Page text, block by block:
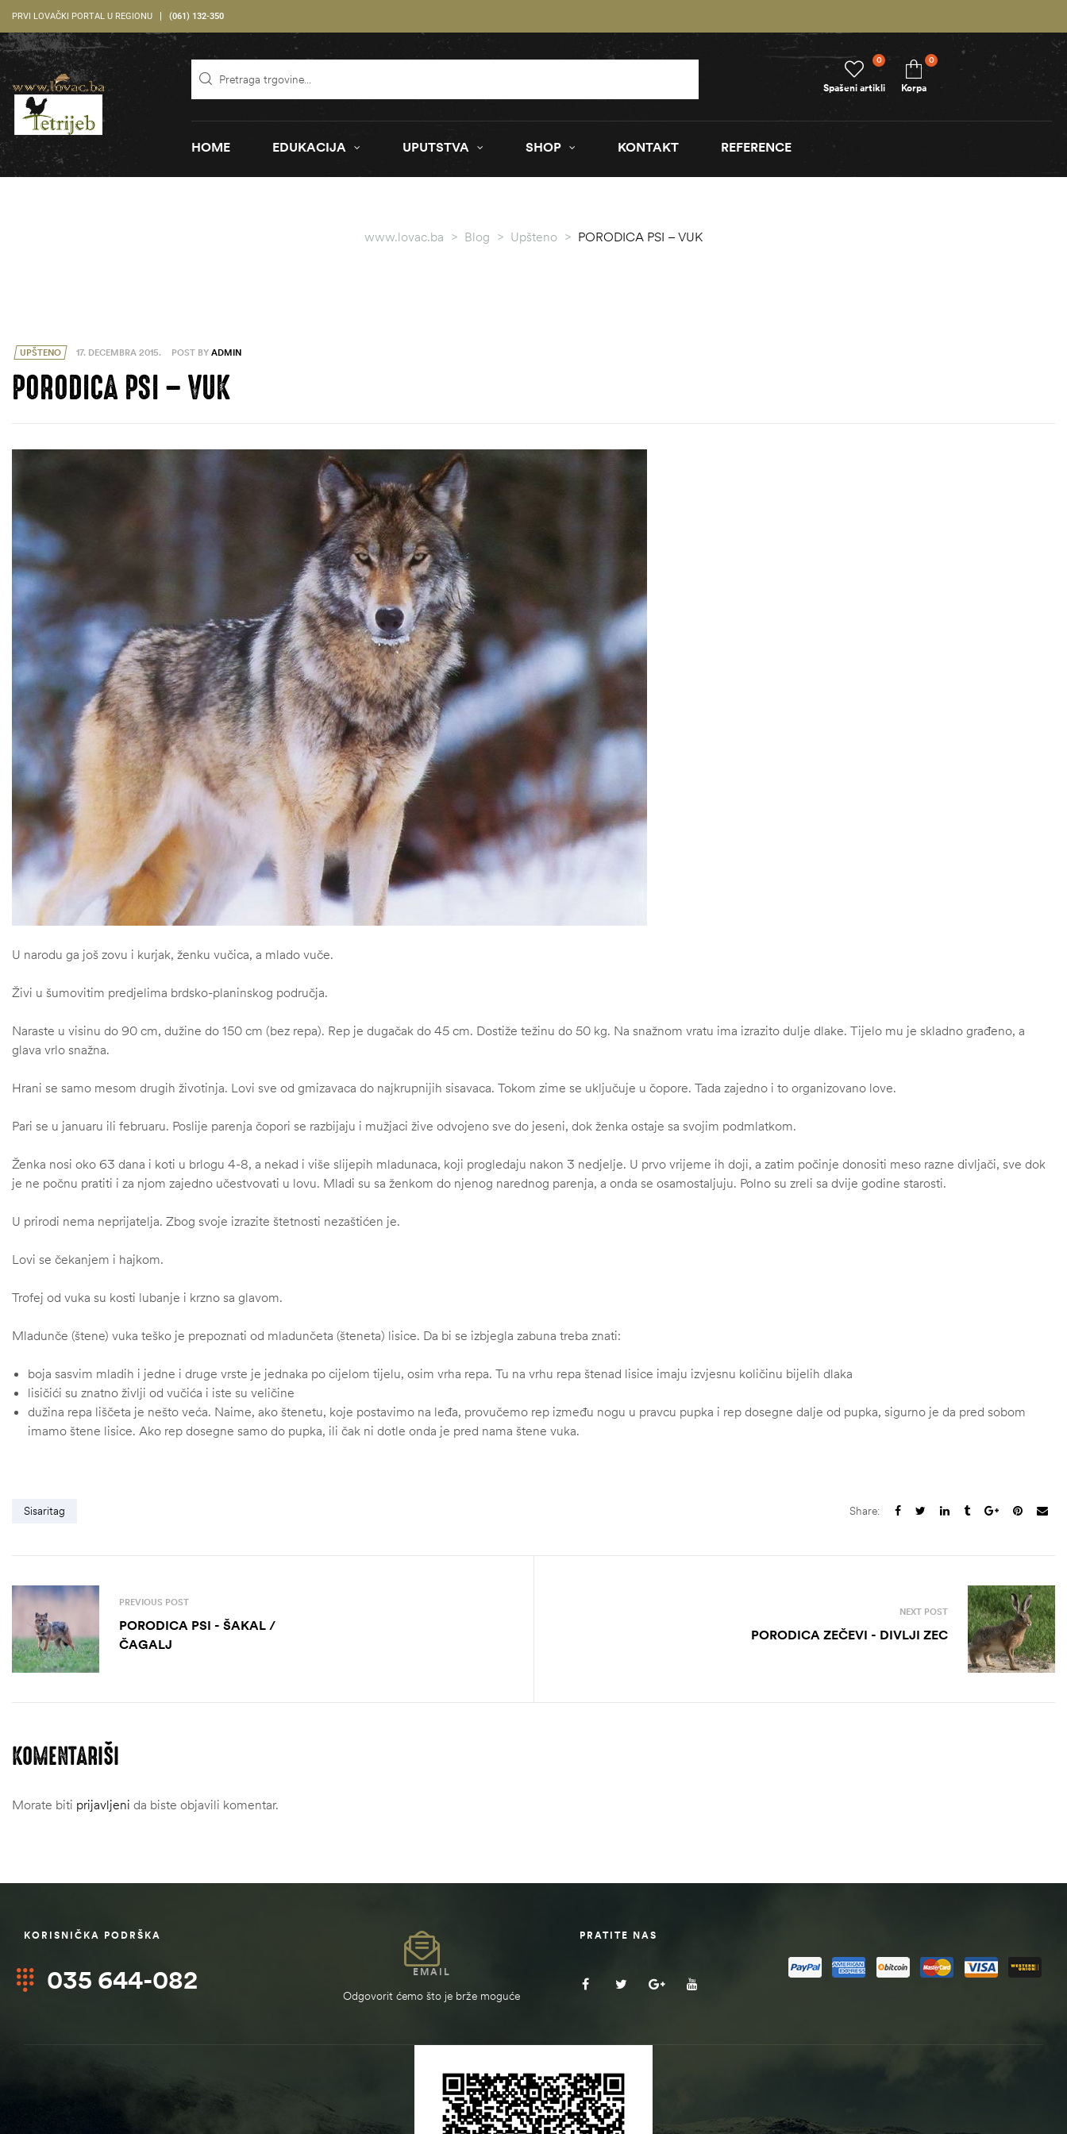
PRVI LOVAČKI PORTAL U REGIONU (061) 132-350
Spašeni artikli
0
Korpa
0
HOME EDUKACIJA UPUTSTVA SHOP KONTAKT REFERENCE
www.lovac.ba > Blog > Upšteno > PORODICA PSI – VUK
UPŠTENO 17. DECEMBRA 2015. POST BY ADMIN
PORODICA PSI – VUK
U narodu ga još zovu i kurjak, ženku vučica, a mlado vuče.
Živi u šumovitim predjelima brdsko-planinskog područja.
Naraste u visinu do 90 cm, dužine do 150 cm (bez repa). Rep je dugačak do 45 cm. Dostiže težinu do 50 kg. Na snažnom vratu ima izrazito dulje dlake. Tijelo mu je skladno građeno, a
glava vrlo snažna.
Hrani se samo mesom drugih životinja. Lovi sve od gmizavaca do najkrupnijih sisavaca. Tokom zime se uključuje u čopore. Tada zajedno i to organizovano love.
Pari se u januaru ili februaru. Poslije parenja čopori se razbijaju i mužjaci žive odvojeno sve do jeseni, dok ženka ostaje sa svojim podmlatkom.
Ženka nosi oko 63 dana i koti u brlogu 4-8, a nekad i više slijepih mladunaca, koji progledaju nakon 3 nedjelje. U prvo vrijeme ih doji, a zatim počinje donositi meso razne divljači, sve dok
je ne počnu pratiti i za njom zajedno učestvovati u lovu. Mladi su sa ženkom do njenog narednog parenja, a onda se osamostaljuju. Polno su zreli sa dvije godine starosti.
U prirodi nema neprijatelja. Zbog svoje izrazite štetnosti nezaštićen je.
Lovi se čekanjem i hajkom.
Trofej od vuka su kosti lubanje i krzno sa glavom.
Mladunče (štene) vuka teško je prepoznati od mladunčeta (šteneta) lisice. Da bi se izbjegla zabuna treba znati:
boja sasvim mladih i jedne i druge vrste je jednaka po cijelom tijelu, osim vrha repa. Tu na vrhu repa štenad lisice imaju izvjesnu količinu bijelih dlaka
lisičići su znatno življi od vučića i iste su veličine
dužina repa liščeta je nešto veća. Naime, ako štenetu, koje postavimo na leđa, provučemo rep između nogu u pravcu pupka i rep dosegne dalje od pupka, sigurno je da pred sobom
imamo štene lisice. Ako rep dosegne samo do pupka, ili čak ni dotle onda je pred nama štene vuka.
Sisaritag Share:
PREVIOUS POST
PORODICA PSI - ŠAKAL /
ČAGALJ
NEXT POST
PORODICA ZEČEVI - DIVLJI ZEC
KOMENTARIŠI
Morate biti prijavljeni da biste objavili komentar.
KORISNIČKA PODRŠKA
035 644-082 EMAIL
Odgovorit ćemo što je brže moguće
PRATITE NAS